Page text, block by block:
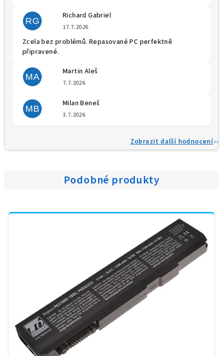
RG
Richard Gabriel
17.7.2026
Zcela bez problémů. Repasované PC perfektně
připravené.
MA
Martin Aleš
7.7.2026
MB
Milan Beneš
3.7.2026
Zobrazit další hodnocení
Podobné produkty